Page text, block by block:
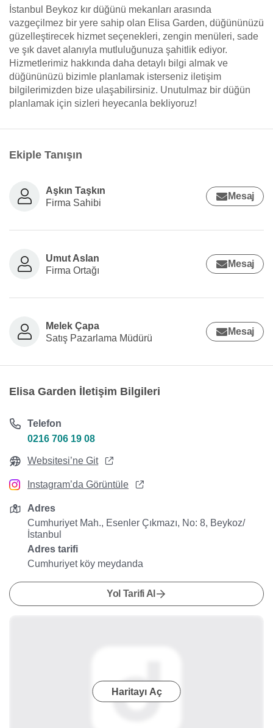
İstanbul Beykoz kır düğünü mekanları arasında
vazgeçilmez bir yere sahip olan Elisa Garden, düğününüzü
güzelleştirecek hizmet seçenekleri, zengin menüleri, sade
ve şık davet alanıyla mutluluğunuza şahitlik ediyor.
Hizmetlerimiz hakkında daha detaylı bilgi almak ve
düğününüzü bizimle planlamak isterseniz iletişim
bilgilerimizden bize ulaşabilirsiniz. Unutulmaz bir düğün
planlamak için sizleri heyecanla bekliyoruz!
Ekiple Tanışın
Aşkın Taşkın
Firma Sahibi
Mesaj
Umut Aslan
Firma Ortağı
Mesaj
Melek Çapa
Satış Pazarlama Müdürü
Mesaj
Elisa Garden İletişim Bilgileri
Telefon
0216 706 19 08
Websitesi’ne Git
Instagram’da Görüntüle
Adres
Cumhuriyet Mah., Esenler Çıkmazı, No: 8, Beykoz/
İstanbul
Adres tarifi
Cumhuriyet köy meydanda
Yol Tarifi Al
Haritayı Aç